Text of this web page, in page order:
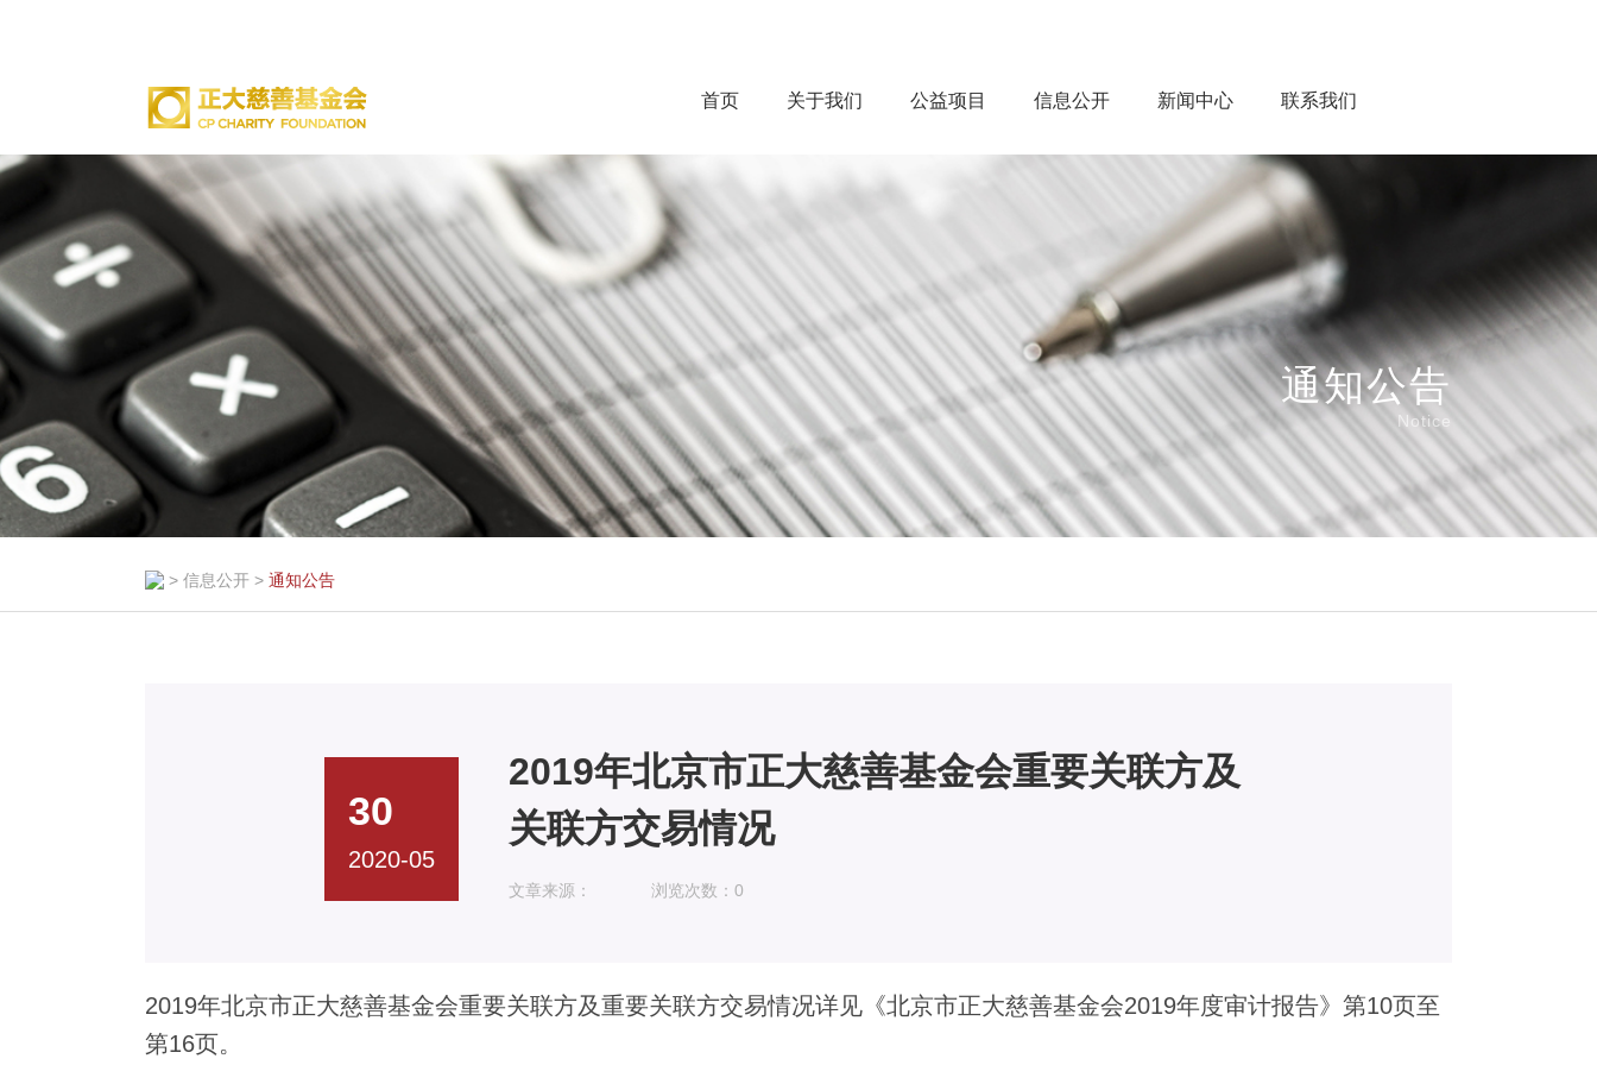
首页 关于我们 公益项目 信息公开 新闻中心 联系我们
通知公告
Notice
> 信息公开 > 通知公告
30
2020-05
2019年北京市正大慈善基金会重要关联方及
关联方交易情况
文章来源： 浏览次数： 0
2019年北京市正大慈善基金会重要关联方及重要关联方交易情况详见《北京市正大慈善基金会2019年度审计报告》第10页至
第16页。